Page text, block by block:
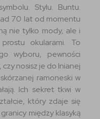
Stylu. Buntu.
70 lat od momentu
nie tylko mody, ale i
okularami. To
wyboru, pewności
nosisz je do lnianej
ramoneski w
Ich sekret tkwi w
który zdaje się
między klasyką